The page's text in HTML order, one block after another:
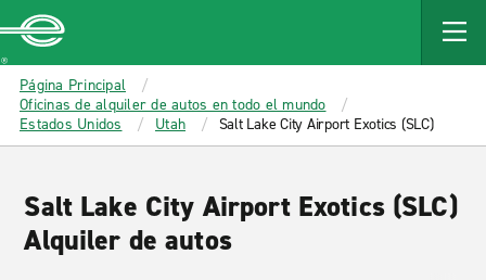
MAIN
CONTENT
Enterprise
Página Principal
Oficinas de alquiler de autos en todo el mundo
Estados Unidos
Utah Salt Lake City Airport Exotics (SLC)
Salt Lake City Airport Exotics (SLC)
Alquiler de autos